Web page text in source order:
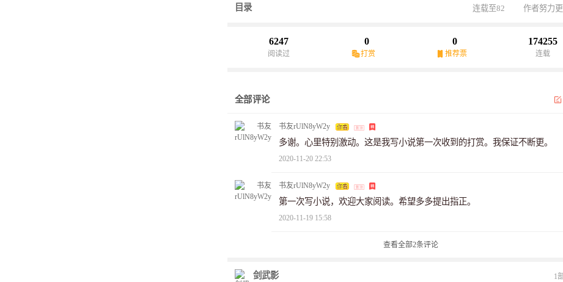
目录 连载至82 作者努力
6247
阅读过
0
打赏
0
推荐票
174255
连载
全部评论
书友rUlN8yW2y
多谢。心里特别激动。这是我写小说第一次收到的打赏。我保证不断更。
2020-11-20 22:53
书友rUlN8yW2y
第一次写小说，欢迎大家阅读。希望多多提出指正。
2020-11-19 15:58
查看全部2条评论
剑武影 1